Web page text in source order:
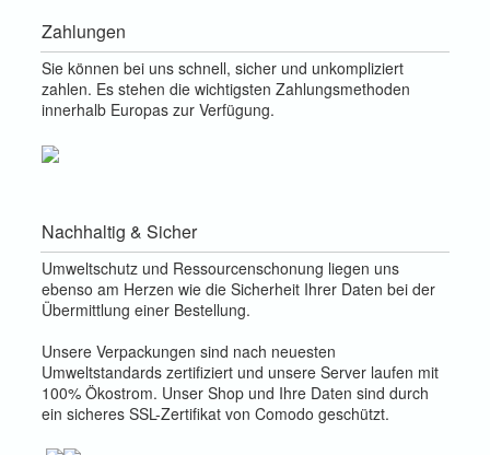
Zahlungen
Sie können bei uns schnell, sicher und unkompliziert
zahlen. Es stehen die wichtigsten Zahlungsmethoden
innerhalb Europas zur Verfügung.
Nachhaltig & Sicher
Umweltschutz und Ressourcenschonung liegen uns
ebenso am Herzen wie die Sicherheit Ihrer Daten bei der
Übermittlung einer Bestellung.
Unsere Verpackungen sind nach neuesten
Umweltstandards zertifiziert und unsere Server laufen mit
100% Ökostrom. Unser Shop und Ihre Daten sind durch
ein sicheres SSL-Zertifikat von Comodo geschützt.